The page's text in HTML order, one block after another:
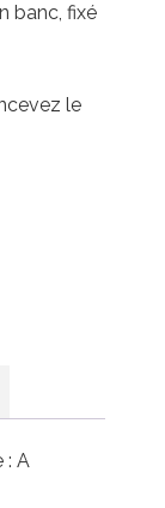
banc, fixé
le
: A